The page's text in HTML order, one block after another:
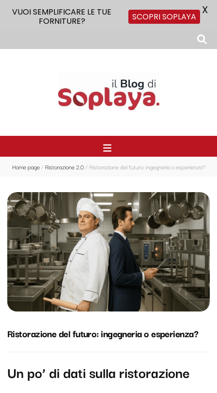
Home page/ Ristorazione 2.0/ Ristorazione del futuro: ingegneria o esperienza?
Ristorazione del futuro: ingegneria o esperienza?
Un po’ di dati sulla ristorazione
VUOI SEMPLIFICARE LE TUE
FORNITURE?
SCOPRI SOPLAYA X